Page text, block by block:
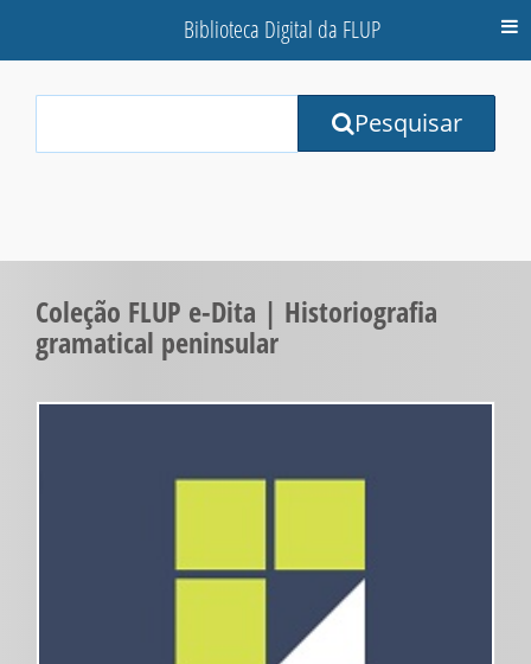
Biblioteca Digital da FLUP
Terms:
Pesquisar
Coleção FLUP e-Dita | Historiografia
gramatical peninsular